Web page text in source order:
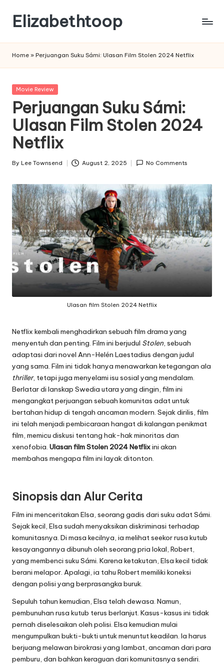
content
Elizabethtoop
Home » Perjuangan Suku Sámi: Ulasan Film Stolen 2024 Netflix
Posted
Movie Review
Perjuangan Suku Sámi:
Ulasan Film Stolen 2024
Netflix
Posted
By Lee Townsend August 2, 2025 No Comments
Ulasan film Stolen 2024 Netflix
Netflix kembali menghadirkan sebuah film drama yang
menyentuh dan penting. Film ini berjudul Stolen , sebuah
adaptasi dari novel Ann-Helén Laestadius dengan judul
yang sama. Film ini tidak hanya menawarkan ketegangan ala
thriller, tetapi juga menyelami isu sosial yang mendalam.
Berlatar di lanskap Swedia utara yang dingin, film ini
mengangkat perjuangan sebuah komunitas adat untuk
bertahan hidup di tengah ancaman modern. Sejak dirilis, film
ini telah menjadi pembicaraan hangat di kalangan penikmat
film, memicu diskusi tentang hak-hak minoritas dan
xenofobia. Ulasan film Stolen 2024 Netflixini akan
membahas mengapa film ini layak ditonton.
Sinopsis dan Alur Cerita
Film ini menceritakan Elsa, seorang gadis dari suku adat Sámi.
Sejak kecil, Elsa sudah menyaksikan diskriminasi terhadap
komunitasnya. Di masa kecilnya, ia melihat seekor rusa kutub
kesayangannya dibunuh oleh seorang pria lokal, Robert,
yang membenci suku Sámi. Karena ketakutan, Elsa kecil tidak
berani melapor. Apalagi, ia tahu Robert memiliki koneksi
dengan polisi yang berprasangka buruk.
Sepuluh tahun kemudian, Elsa telah dewasa. Namun,
pembunuhan rusa kutub terus berlanjut. Kasus-kasus ini tidak
pernah diselesaikan oleh polisi. Elsa kemudian mulai
mengumpulkan bukti-bukti untuk menuntut keadilan. Ia harus
berjuang melawan birokrasi yang lambat, ancaman dari para
pemburu, dan bahkan keraguan dari komunitasnya sendiri.